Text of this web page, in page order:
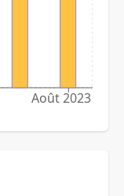
Août 2023